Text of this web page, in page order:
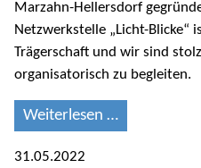
Marzahn-Hellersdorf
Netzwerkstelle „Licht-Blicke“
Trägerschaft und wir sind
organisatorisch zu begleiten.
Weiterlesen …
31.05.2022